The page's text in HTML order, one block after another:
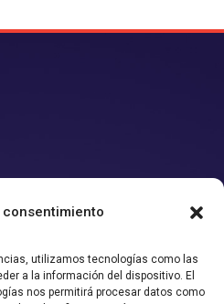
utilizamos tecnologías como las
a la información del dispositivo. El
nos permitirá procesar datos como
de Marketing Digital en
de Marketing Online, y